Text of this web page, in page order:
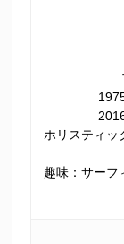
ホリスティッ
趣味：サーフ